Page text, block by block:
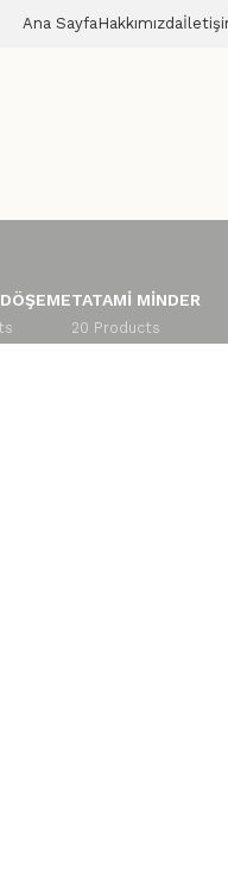
Ana SayfaHakkımızda
TATAMI MINDER
20 Products